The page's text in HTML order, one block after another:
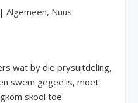
| Algemeen, Nuus
wat by die prysuitdeling,
swem gegee is, moet
skool toe.